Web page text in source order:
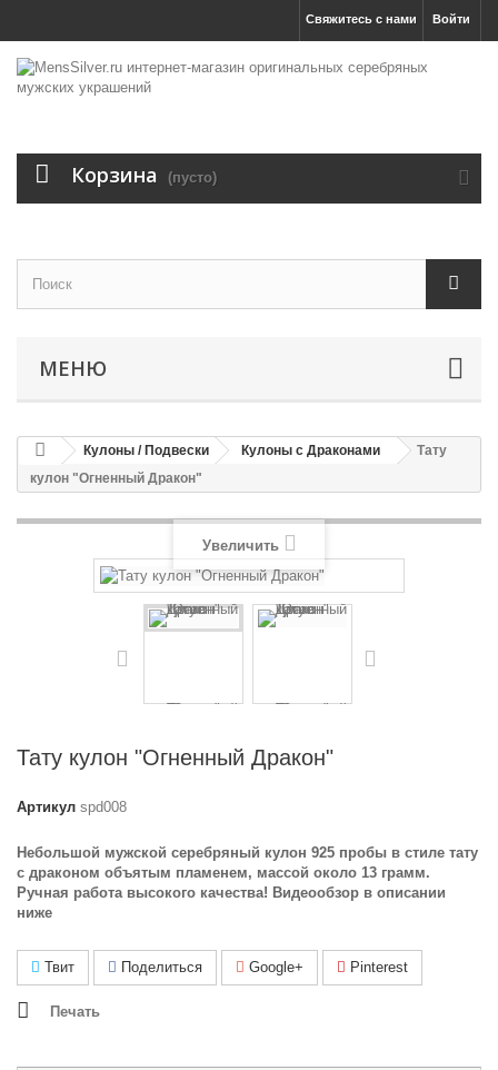
Войти
Свяжитесь с нами
Корзина (пусто)
МЕНЮ
Кулоны / Подвески Кулоны с Драконами
Тату
кулон "Огненный Дракон"
Увеличить
Тату кулон "Огненный Дракон"
Артикул spd008
Небольшой мужской серебряный кулон 925 пробы в стиле тату
с драконом объятым пламенем, массой около 13 грамм.
Ручная работа высокого качества! Видеообзор в описании
ниже
Твит Поделиться Google+ Pinterest
Печать